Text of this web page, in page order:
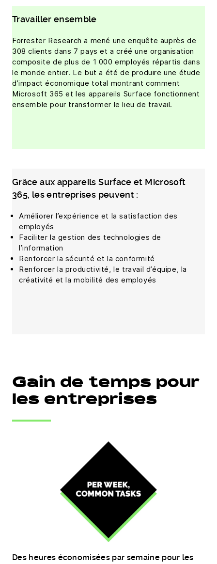
Travailler ensemble
Forrester Research a mené une enquête auprès de
308 clients dans 7 pays et a créé une organisation
composite de plus de 1 000 employés répartis dans
le monde entier. Le but a été de produire une étude
d’impact économique total montrant comment
Microsoft 365 et les appareils Surface fonctionnent
ensemble pour transformer le lieu de travail.
Grâce aux appareils Surface et Microsoft
365, les entreprises peuvent :
Améliorer l’expérience et la satisfaction des
employés
Faciliter la gestion des technologies de
l’information
Renforcer la sécurité et la conformité
Renforcer la productivité, le travail d’équipe, la
créativité et la mobilité des employés
Gain de temps pour
les entreprises
Des heures économisées par semaine pour les